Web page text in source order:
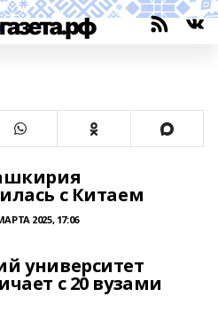
с Китаем
2025, 17:06
университет
с 20 вузами